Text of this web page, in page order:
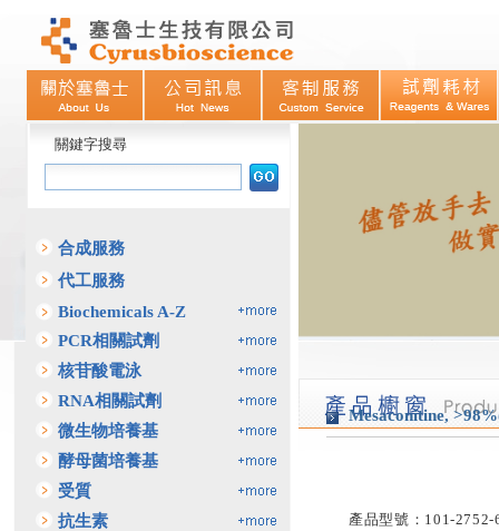
關鍵字搜尋
合成服務
代工服務
Biochemicals A-Z
PCR相關試劑
核苷酸電泳
RNA相關試劑
微生物培養基
酵母菌培養基
受質
抗生素
Mesaconitine,
產品型號：101-2752-